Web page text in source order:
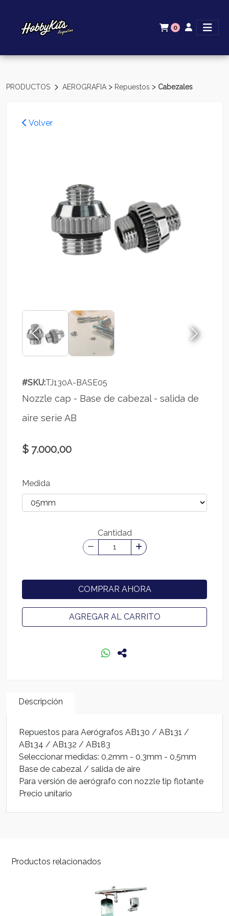
0
PRODUCTOS AEROGRAFIA > Repuestos > Cabezales
Volver
#SKU:TJ130A-BASE05
Nozzle cap - Base de cabezal - salida de
aire serie AB
$ 7.000,00
Medida
Cantidad
COMPRAR AHORA
AGREGAR AL CARRITO
Descripción
Repuestos para Aerógrafos AB130 / AB131 /
AB134 / AB132 / AB183
Seleccionar medidas: 0,2mm - 0,3mm - 0,5mm
Base de cabezal / salida de aire
Para versión de aerógrafo con nozzle tip flotante
Precio unitario
Productos relacionados